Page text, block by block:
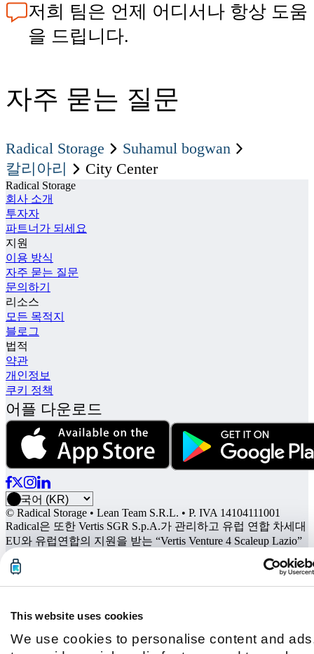
This website uses cookies
We use cookies to personalise content and
저희 팀은 언제 어디서나 항상 도움
을 드립니다.
자주 묻는 질문
Radical Storage
suhamul bogwan
칼리아리
City Center
Radical Storage
회사 소개
투자자
파트너가 되세요
지원
이용 방식
자주 묻는 질문
문의하기
리소스
모든 목적지
블로그
법적
약관
개인정보
쿠키 정책
어플 다운로드
© Radical Storage • Lean Team S.R.L. • P. IVA 14104111001
Radical은 또한 Vertis SGR S.p.A.가 관리하고 유럽 연합 차세대
EU와 유럽연합의 지원을 받는 “Vertis Venture 4 Scaleup Lazio”
투자 펀드로부터 자금을 지원받았습니다: